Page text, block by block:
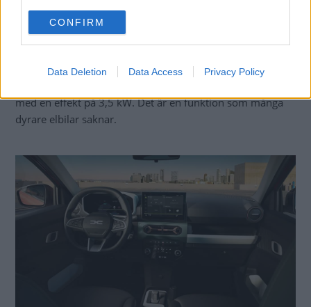
use your data for below specified purposes in below Google
consent section.
CONFIRM
Data Deletion Data Access Privacy Policy
interiören görs om för att kännas lite lyxigare. Digitala
instrument är nu standard och det finns en höjdjusterbar
ratt.
Dacia Spring får dessutom V2L-teknik som innebär att
med en effekt på 3,5 kW. Det är en funktion som många
dyrare elbilar saknar.